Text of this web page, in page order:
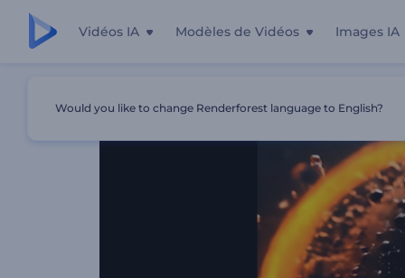
Vidéos IA Modèles de Vidéos Images IA
Would you like to change Renderforest language to English?